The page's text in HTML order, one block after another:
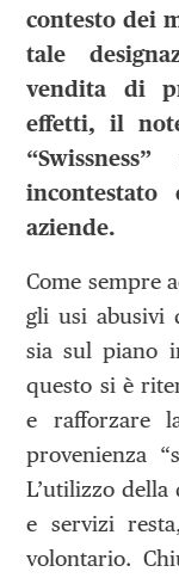
contesto dei
tale
vendita di
effetti, il
aziende.
Come sempre
gli usi abusivi
sia sul piano
questo si è
e rafforzare
provenienza
L’utilizzo
e servizi
volontario.